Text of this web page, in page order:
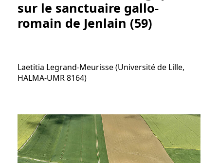
sur le sanctuaire gallo-
romain de Jenlain (59)
Laetitia Legrand-Meurisse (Université de Lille,
HALMA-UMR 8164)